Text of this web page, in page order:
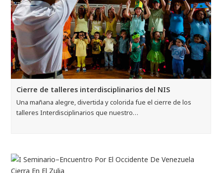
Cierre de talleres interdisciplinarios del NIS
Una mañana alegre, divertida y colorida fue el cierre de los
talleres Interdisciplinarios que nuestro…